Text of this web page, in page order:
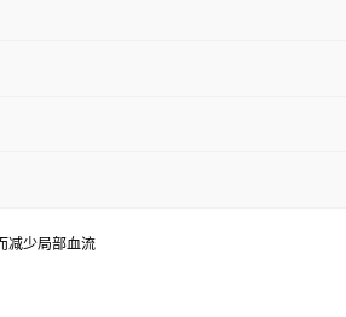
减少局部血流